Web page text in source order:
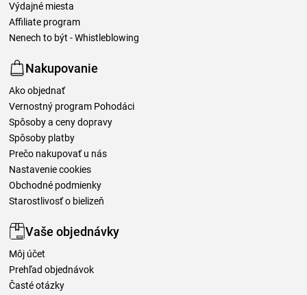
Výdajné miesta
Affiliate program
Nenech to být - Whistleblowing
Nakupovanie
Ako objednať
Vernostný program Pohodáci
Spôsoby a ceny dopravy
Spôsoby platby
Prečo nakupovať u nás
Nastavenie cookies
Obchodné podmienky
Starostlivosť o bielizeň
Vaše objednávky
Môj účet
Prehľad objednávok
Časté otázky